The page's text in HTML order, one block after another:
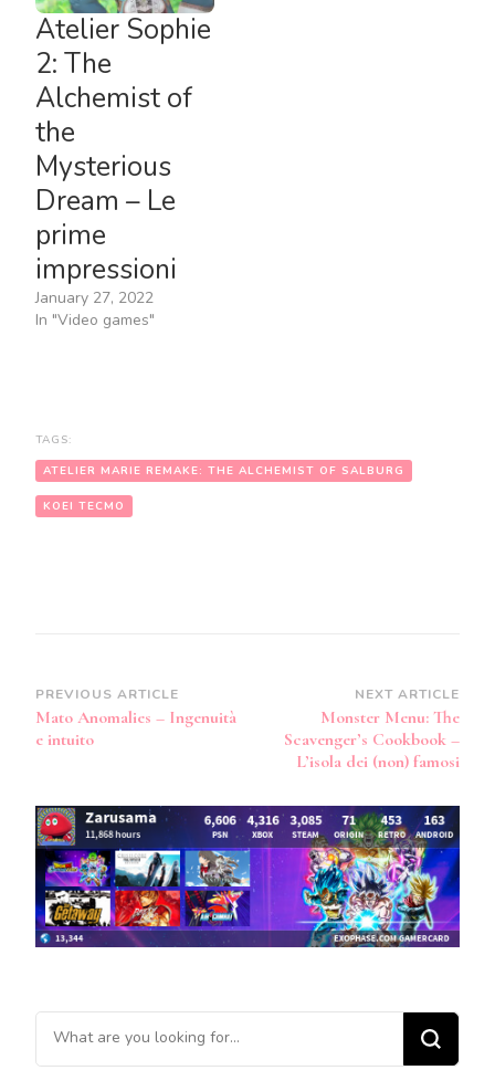
Atelier Sophie
2: The
Alchemist of
the
Mysterious
Dream – Le
prime
impressioni
January 27, 2022
In "Video games"
TAGS:
ATELIER MARIE REMAKE: THE ALCHEMIST OF SALBURG
KOEI TECMO
Post
Navigation
PREVIOUS ARTICLE
Mato Anomalies – Ingenuità
e intuito
NEXT ARTICLE
Monster Menu: The
Scavenger’s Cookbook –
L’isola dei (non) famosi
Looking
for